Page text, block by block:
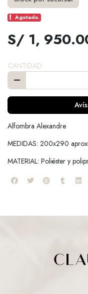
Agotado.
S/ 1,
CANTIDAD
Alfombra Alexandre
MEDIDAS: 200x290
MATERIAL: Poliéster y